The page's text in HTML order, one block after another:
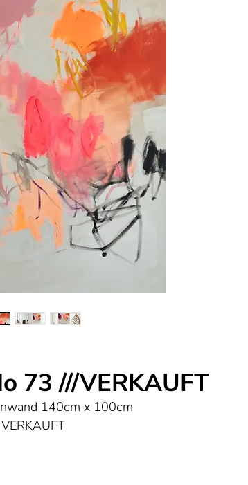
für Freiheit und Schönheit"
73 ///VERKAUFT
140cm x 100cm
VERKAUFT